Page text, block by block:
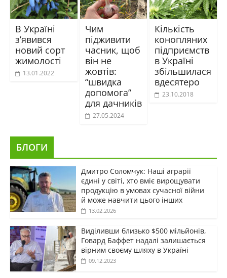
В Україні
з’явився
новий сорт
жимолості
13.01.2022
Чим
підживити
часник, щоб
він не
жовтів:
“швидка
допомога”
для дачників
27.05.2024
Кількість
конопляних
підприємств
в Україні
збільшилася
вдесятеро
23.10.2018
БЛОГИ
Дмитро Соломчук: Наші аграрії
єдині у світі, хто вміє вирощувати
продукцію в умовах сучасної війни
й може навчити цього інших
13.02.2026
Виділивши близько $500 мільйонів,
Говард Баффет надалі залишається
вірним своєму шляху в Україні
09.12.2023